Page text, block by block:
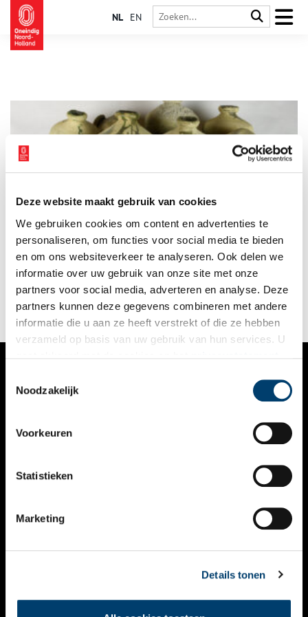
Deze website maakt gebruik van cookies
We gebruiken cookies om content en advertenties te
personaliseren, om functies voor social media te bieden
en om ons websiteverkeer te analyseren. Ook delen we
informatie over uw gebruik van onze site met onze
partners voor social media, adverteren en analyse. Deze
partners kunnen deze gegevens combineren met andere
informatie die u aan ze heeft verstrekt of die ze hebben
verzameld op basis van uw gebruik van hun services. U
Noodzakelijk
Voorkeuren
Statistieken
Marketing
Details tonen
NL EN
Wat we tegenwoordig door de wc spoelen, was vroeger goud
waard. Menselijke urine werd gebruikt voor het wassen en
vilten van kleding en was daarmee eeuwenlang een onmisbaar
onderdeel van de textielindustrie. Het zogenaamde
‘piskruikenwrak’ voor de kust van Texel, dat ooit honderden
kruiken vol met urine bevatte, vormt het levende bewijs voor
deze geurige geschiedenis.
VERHALEN
KALENDER
THEMA’S
VIDEO’S
CONTACT